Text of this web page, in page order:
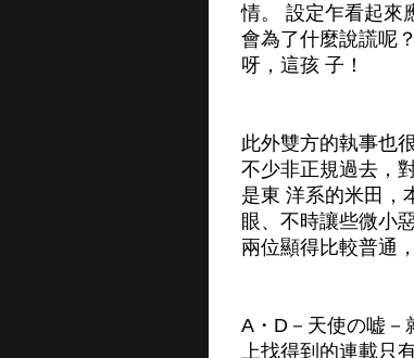
情。 設定乍看起來
會為了什麼說謊呢
呀，這孩 子！
此外雙方的執事也
不少非正規過去，
是東 洋系的米田，
眼、不時讓些微小
兩位顯得比較普通
A・D－天使の嘘－
上找得到的連載只